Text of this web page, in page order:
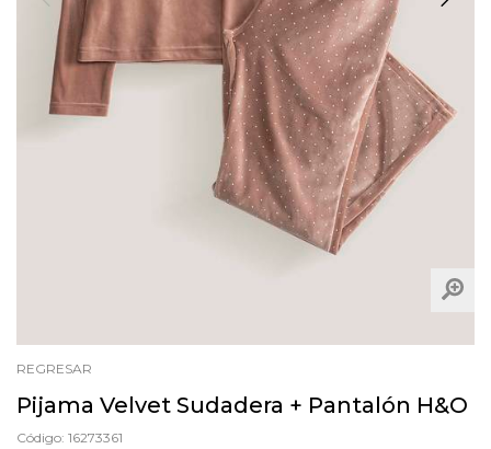
REGRESAR
Pijama Velvet Sudadera + Pantalón H&O
Código: 16273361